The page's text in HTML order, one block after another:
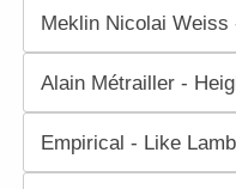
Meklin Nicolai
Alain Métrailler -
Empirical - Like